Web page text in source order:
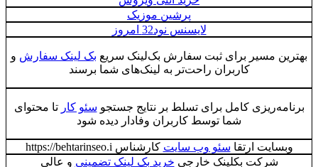
پرشین موزیک
لایسنس نود32 امروز
بهترین مسیر برای ثبت سفارش بک‌لینک سریع بک لینک سفارش و
کاربران راحت‌تر به لینک‌های شما برسند
برنامه‌ریزی کامل برای تسلط بر نتایج جستجو سئو کار تا محتوای
شما توسط کاربران وفادار دیده شود
وبسایت ارتقا سئو وب سایت کارشناس https://behtarinseo.i
شرکت بکلینک خارجی خرید بک لینک تضمینی و عالی